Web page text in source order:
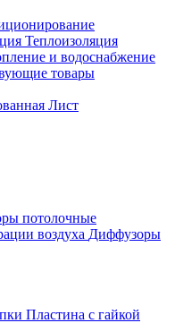
Теплоизоляция
и водоснабжение
товары
Лист
потолочные
воздуха Диффузоры
Пластина с гайкой